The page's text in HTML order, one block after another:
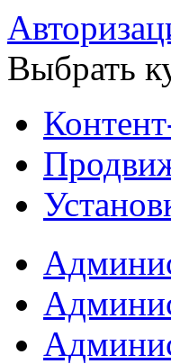
Выбрать